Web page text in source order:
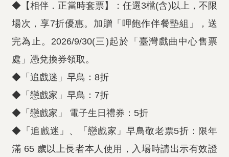
◆【相伴．正當時套票】：任選3檔(含)以上，不限
場次，享7折優惠。加贈「呷飽作伴餐墊組」，送
完為止。2026/9/30(三)起於「臺灣戲曲中心售票
處」憑兌換券領取。
◆「追戲迷」早鳥：8折
◆「戀戲家」早鳥：7折
◆「戀戲家」 電子生日禮券：5折
◆「追戲迷」、「戀戲家」早鳥敬老票5折：限年
滿 65 歲以上長者本人使用，入場時請出示有效證